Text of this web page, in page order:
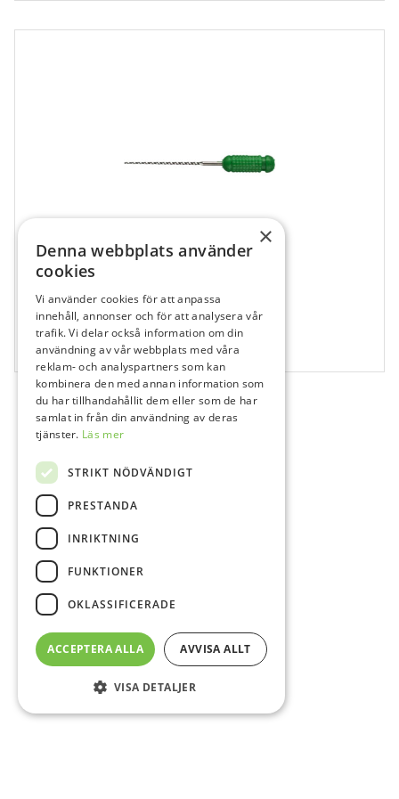
528821
Sendoline K-Reamer, Nr 70, 28 mm,
6 st
×
Denna webbplats använder
cookies
Vi använder cookies för att anpassa
innehåll, annonser och för att analysera vår
trafik. Vi delar också information om din
användning av vår webbplats med våra
reklam- och analyspartners som kan
kombinera den med annan information som
du har tillhandahållit dem eller som de har
samlat in från din användning av deras
tjänster. Läs mer
STRIKT NÖDVÄNDIGT
PRESTANDA
INRIKTNING
FUNKTIONER
OKLASSIFICERADE
ACCEPTERA ALLA AVVISA ALLT
VISA DETALJER